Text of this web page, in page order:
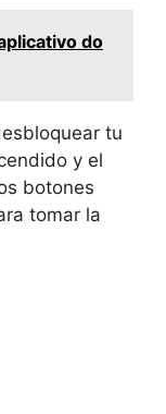
do
tu
y el
botones
tomar la